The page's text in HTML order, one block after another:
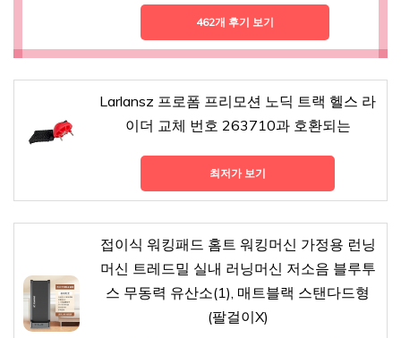
462개 후기 보기
Larlansz 프로폼 프리모션 노딕 트랙 헬스 라
이더 교체 번호 263710과 호환되는
최저가 보기
접이식 워킹패드 홈트 워킹머신 가정용 런닝
머신 트레드밀 실내 러닝머신 저소음 블루투
스 무동력 유산소(1), 매트블랙 스탠다드형
(팔걸이X)